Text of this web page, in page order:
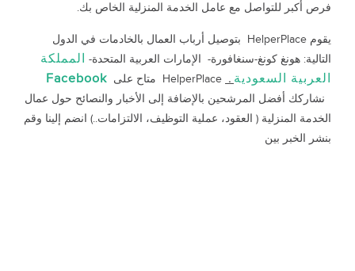
فرص أكبر للتواصل مع عامل الخدمة المنزلية الخاص بك.
يقوم HelperPlace بتوصيل أرباب العمال بالخادمات في الدول
التالية: هونغ كونغ-سنغافورة- الإمارات العربية المتحدة- المملكة
العربية السعودية .
Facebook
نشاركك أفضل المرشحين بالإضافة إلى الأخبار والنصائح حول عمال
الخدمة المنزلية ( العقود، عملية التوظيف، الالتزامات..) انضم إلينا وقم
بنشر الخبر بين